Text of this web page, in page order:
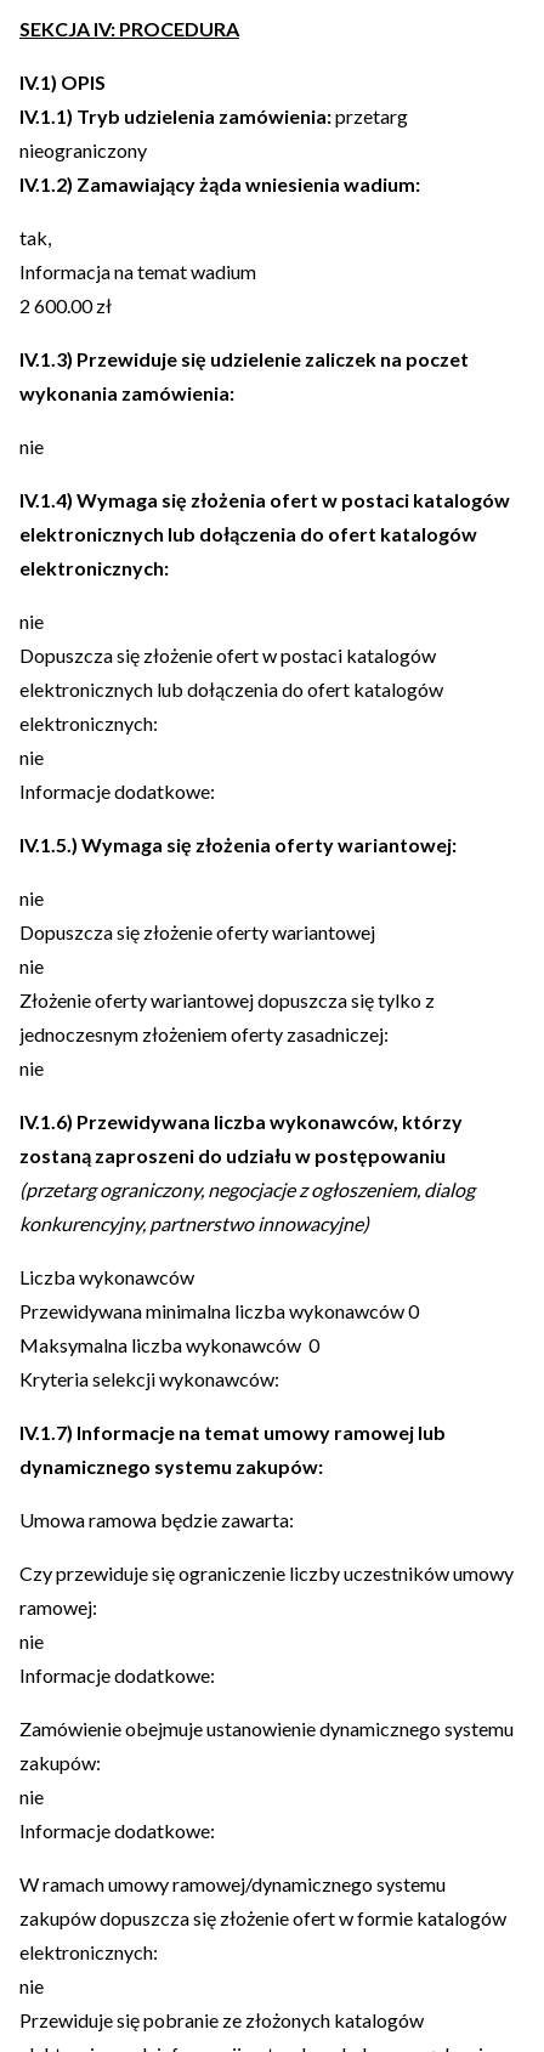
SEKCJA IV: PROCEDURA
IV.1) OPIS
IV.1.1) Tryb udzielenia zamówienia:przetarg
nieograniczony
IV.1.2) Zamawiający żąda wniesienia wadium:
tak,
Informacja na temat wadium
2 600.00 zł
IV.1.3) Przewiduje się udzielenie zaliczek na poczet
wykonania zamówienia:
nie
IV.1.4) Wymaga się złożenia ofert w postaci katalogów
elektronicznych lub dołączenia do ofert katalogów
elektronicznych:
nie
Dopuszcza się złożenie ofert w postaci katalogów
elektronicznych lub dołączenia do ofert katalogów
elektronicznych:
nie
Informacje dodatkowe:
IV.1.5.) Wymaga się złożenia oferty wariantowej:
nie
Dopuszcza się złożenie oferty wariantowej
nie
Złożenie oferty wariantowej dopuszcza się tylko z
jednoczesnym złożeniem oferty zasadniczej:
nie
IV.1.6) Przewidywana liczba wykonawców, którzy
zostaną zaproszeni do udziału w postępowaniu
(przetarg ograniczony, negocjacje z ogłoszeniem, dialog
konkurencyjny, partnerstwo innowacyjne)
Liczba wykonawców
Przewidywana minimalna liczba wykonawców 0
Maksymalna liczba wykonawców 0
Kryteria selekcji wykonawców:
IV.1.7) Informacje na temat umowy ramowej lub
dynamicznego systemu zakupów:
Umowa ramowa będzie zawarta:
Czy przewiduje się ograniczenie liczby uczestników umowy
ramowej:
nie
Informacje dodatkowe:
Zamówienie obejmuje ustanowienie dynamicznego systemu
zakupów:
nie
Informacje dodatkowe:
W ramach umowy ramowej/dynamicznego systemu
zakupów dopuszcza się złożenie ofert w formie katalogów
elektronicznych:
nie
Przewiduje się pobranie ze złożonych katalogów